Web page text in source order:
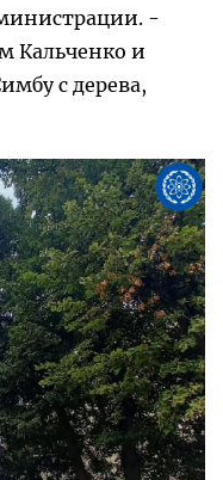
-
Кальченко и
с дерева,